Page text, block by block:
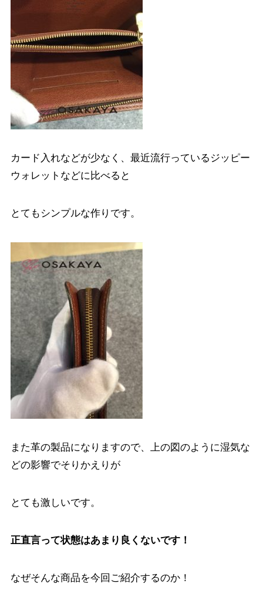
カード入れなどが少なく、最近流行っているジッピー
ウォレットなどに比べると
とてもシンプルな作りです。
また革の製品になりますので、上の図のように湿気な
どの影響でそりかえりが
とても激しいです。
正直言って状態はあまり良くないです！
なぜそんな商品を今回ご紹介するのか！